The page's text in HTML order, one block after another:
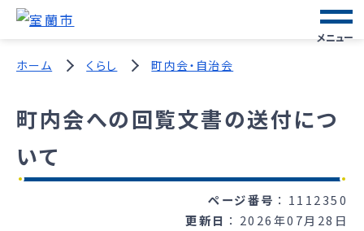
メニュー
ホーム くらし 町内会・自治会
町内会への回覧文書の送付につ
いて
ページ番号
1112350
更新日
2026年07月28日